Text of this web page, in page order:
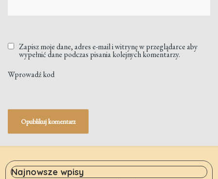
Zapisz moje dane, adres e-mail i witrynę w przeglądarce aby
wypełnić dane podczas pisania kolejnych komentarzy.
Wprowadź kod
Najnowsze wpisy